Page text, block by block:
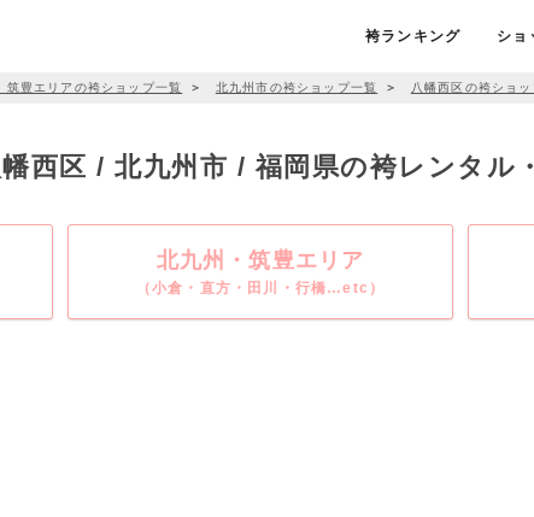
袴ランキング ショ
筑豊エリアの袴ショップ一覧 ＞ 北九州市の袴ショップ一覧 ＞ 八幡西区の袴ショッ
西区 / 北九州市 / 福岡県の袴レンタル
北九州・筑豊エリア
（小倉・直方・田川・行橋…etc）